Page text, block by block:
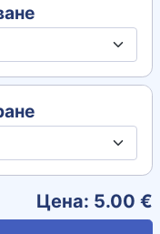
Цена: 5.00 €